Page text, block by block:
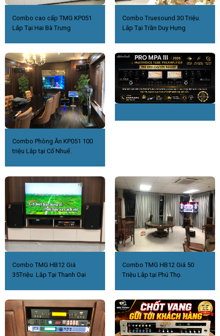
Combo cao cấp TMG KP051
Lắp Tại Hai Bà Trưng
Combo Truesound 30 Triệu.
Lắp Tại Trần Duy Hưng
Combo Phòng Ăn KP051 100
triệu Lắp tại Cổ Nhuế.
Combo TMG HB12 Giá
35Triệu. Lắp Tại Thanh Oai
Combo TMG HB12 Giá 50
Triệu Lắp tại Phú Thọ.